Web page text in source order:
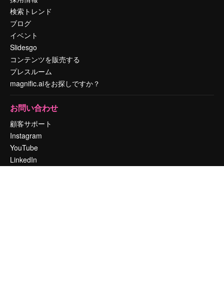
検索トレンド
ブログ
イベント
Slidesgo
コンテンツを販売する
プレスルーム
magnific.aiをお探しですか？
お問い合わせ
顧客サポート
Instagram
YouTube
LinkedIn